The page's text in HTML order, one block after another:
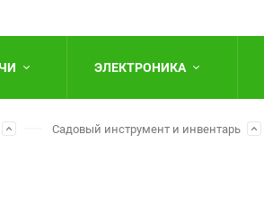
ЭЛЕКТРОНИКА
Садовый инструмент и инвентарь